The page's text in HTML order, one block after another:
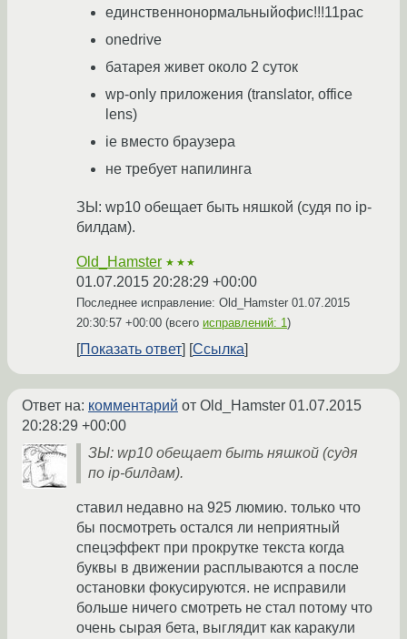
единственнонормальныйофис!!!11рас
onedrive
батарея живет около 2 суток
wp-only приложения (translator, office
lens)
ie вместо браузера
не требует напилинга
ЗЫ: wp10 обещает быть няшкой (судя по ip-
билдам).
Old_Hamster ★★★
01.07.2015 20:28:29 +00:00
Последнее исправление: Old_Hamster 01.07.2015
20:30:57 +00:00 (всего исправлений: 1)
Показать ответ Ссылка
Ответ на: комментарий от Old_Hamster 01.07.2015
20:28:29 +00:00
ЗЫ: wp10 обещает быть няшкой (судя
по ip-билдам).
ставил недавно на 925 люмию. только что
бы посмотреть остался ли неприятный
спецэффект при прокрутке текста когда
буквы в движении расплываются а после
остановки фокусируются. не исправили
больше ничего смотреть не стал потому что
очень сырая бета, выглядит как каракули